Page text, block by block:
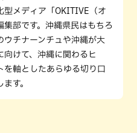
型メディア「OKITIVE（オ
集部です。沖縄県民はもちろ
ウチナーンチュや沖縄が大
向けて、沖縄に関わるヒ
を軸としたあらゆる切り口
す。